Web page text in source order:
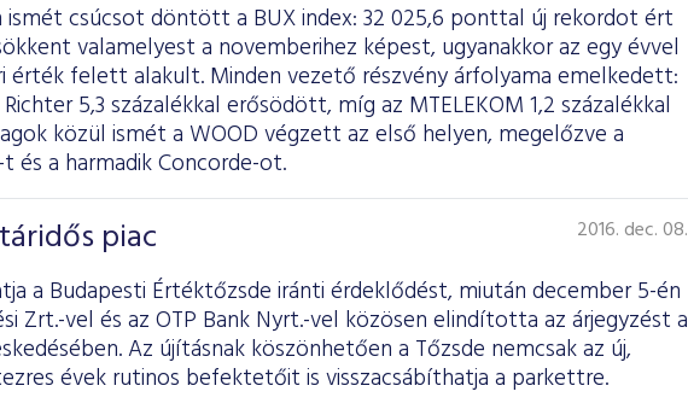
csúcsot döntött a BUX index: 32 025,6 ponttal új rekordot ért
valamelyest a novemberihez képest, ugyanakkor az egy évvel
érték felett alakult. Minden vezető részvény árfolyama emelkedett:
Richter 5,3 százalékkal erősödött, míg az MTELEKOM 1,2 százalékkal
közül ismét a WOOD végzett az első helyen, megelőzve a
és a harmadik Concorde-ot.
piac 2016. dec. 08.
a Budapesti Értéktőzsde iránti érdeklődést, miután december 5-én
Zrt.-vel és az OTP Bank Nyrt.-vel közösen elindította az árjegyzést a
Az újításnak köszönhetően a Tőzsde nemcsak az új,
évek rutinos befektetőit is visszacsábíthatja a parkettre.